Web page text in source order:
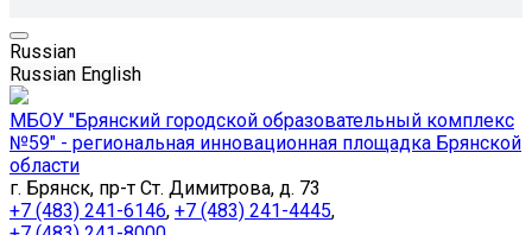
Russian
Russian English
МБОУ "Брянский городской образовательный комплекс
№59" - региональная инновационная площадка Брянской
области
г. Брянск, пр-т Ст. Димитрова, д. 73
+7 (483) 241-6146, +7 (483) 241-4445,